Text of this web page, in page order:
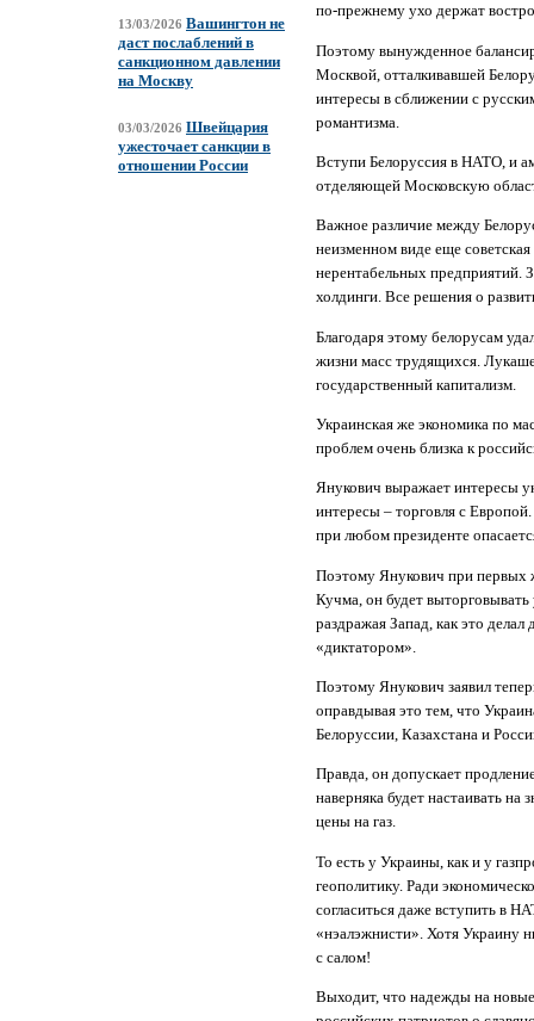
13/03/2026 Вашингтон не
даст послаблений в
санкционном давлении
на Москву
03/03/2026 Швейцария
ужесточает санкции в
отношении России
по-прежнему ухо держат
Поэтому вынужденное
Москвой, отталкивавшей
интересы в сближении с
романтизма.
Вступи Белоруссия в НАТО, и
отделяющей Московскую
Важное различие между
неизменном виде еще
нерентабельных предприятий.
холдинги. Все решения о
Благодаря этому белорусам
жизни масс трудящихся.
государственный капитализм.
Украинская же экономика по
проблем очень близка к
Янукович выражает интересы
интересы – торговля с
при любом президенте
Поэтому Янукович при первых
Кучма, он будет выторговывать
раздражая Запад, как это
«диктатором».
Поэтому Янукович заявил
оправдывая это тем, что
Белоруссии, Казахстана и
Правда, он допускает
наверняка будет настаивать
цены на газ.
То есть у Украины, как и у
геополитику. Ради
согласиться даже вступить в
«нэалэжнисти». Хотя Украину
с салом!
Выходит, что надежды на